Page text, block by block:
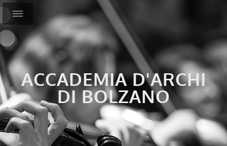
ACCADEMIA D'ARCHI
DI BOLZANO